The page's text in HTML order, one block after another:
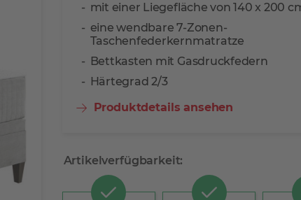
mit einer Liegefläche von 140 x 200
eine wendbare 7-Zonen-
Taschenfederkernmatratze
Bettkasten mit Gasdruckfedern
Härtegrad 2/3
Produktdetails ansehen
Artikelverfügbarkeit: